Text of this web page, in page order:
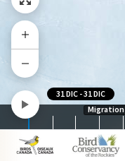
Migration
31 DIC -31 DIC